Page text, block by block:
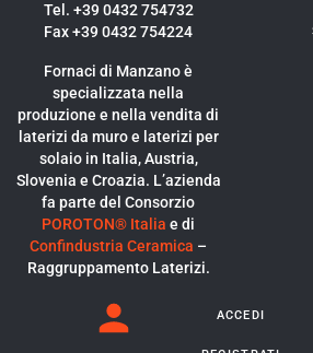
Tel. +39 0432 754732
Fax +39 0432 754224
Fornaci di Manzano è
specializzata nella
produzione e nella vendita di
laterizi da muro e laterizi per
solaio in Italia, Austria,
Slovenia e Croazia. L’azienda
fa parte del Consorzio
POROTON® Italia e di
Confindustria Ceramica –
Raggruppamento Laterizi.
ACCEDI